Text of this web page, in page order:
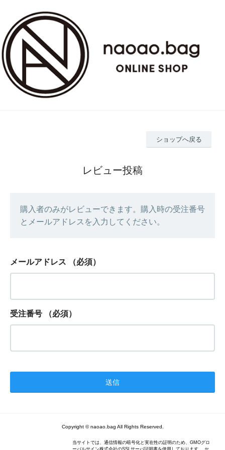
ショップへ戻る
レビュー投稿
購入者のみがレビューできます。購入時の受注番号
とメールアドレスを入力してください。
メールアドレス （必須）
受注番号 （必須）
Copyright © naoao.bag All Rights Reserved.
当サイトでは、通信情報の暗号化と実在性の証明のため、GMOグロ
ーバルサイン株式会社のSSLサーバ証明書を使用しております。 セ